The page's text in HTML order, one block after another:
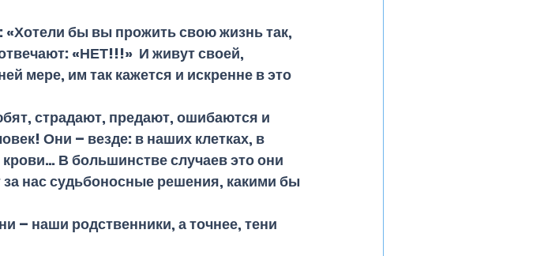
бы вы прожить свою жизнь так,
«НЕТ!!!»  И живут своей,
мере, им так кажется и искренне в это
страдают, предают, ошибаются и
Они – везде: в наших клетках, в
В большинстве случаев это они
нас судьбоносные решения, какими бы
– наши родственники, а точнее, тени